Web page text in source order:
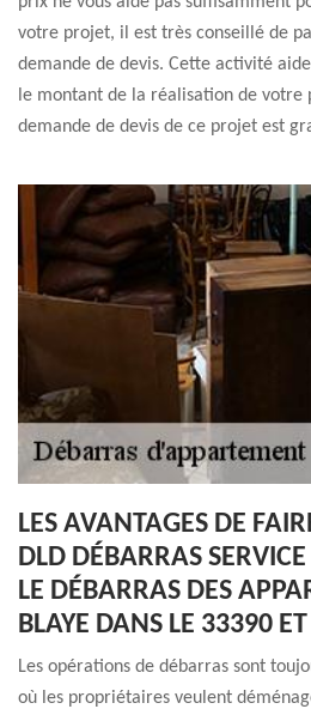
votre projet, il est très conseillé de
demande de devis. Cette activité
le montant de la réalisation de votre
demande de devis de ce projet est
LES AVANTAGES DE
DLD DÉBARRAS
LE DÉBARRAS DES
BLAYE DANS LE 33390
Les opérations de débarras sont
où les propriétaires veulent